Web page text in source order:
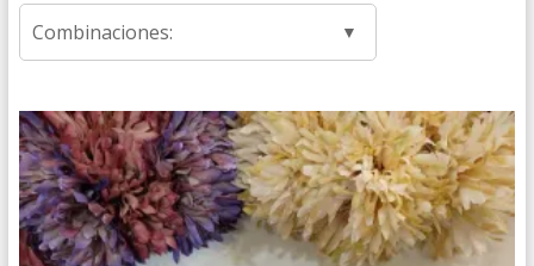
Combinaciones: